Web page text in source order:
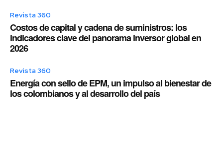
Revista 360
Costos de capital y cadena de suministros: los
indicadores clave del panorama inversor global en
2026
Revista 360
Energía con sello de EPM, un impulso al bienestar de
los colombianos y al desarrollo del país